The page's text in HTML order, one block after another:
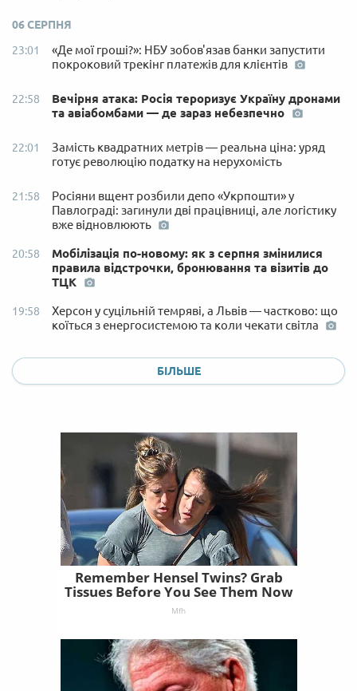
06 СЕРПНЯ
23:01
«Де мої гроші?»: НБУ зобов'язав банки запустити
покроковий трекінг платежів для клієнтів
22:58
Вечірня атака: Росія тероризує Україну дронами
та авіабомбами — де зараз небезпечно
22:01
Замість квадратних метрів — реальна ціна: уряд
готує революцію податку на нерухомість
21:58
Росіяни вщент розбили депо «Укрпошти» у
Павлограді: загинули дві працівниці, але логістику
вже відновлюють
20:58
Мобілізація по-новому: як з серпня змінилися
правила відстрочки, бронювання та візитів до
ТЦК
19:58
Херсон у суцільній темряві, а Львів — частково: що
коїться з енергосистемою та коли чекати світла
БІЛЬШЕ
Remember Hensel Twins? Grab
Tissues Before You See Them Now
Mfh